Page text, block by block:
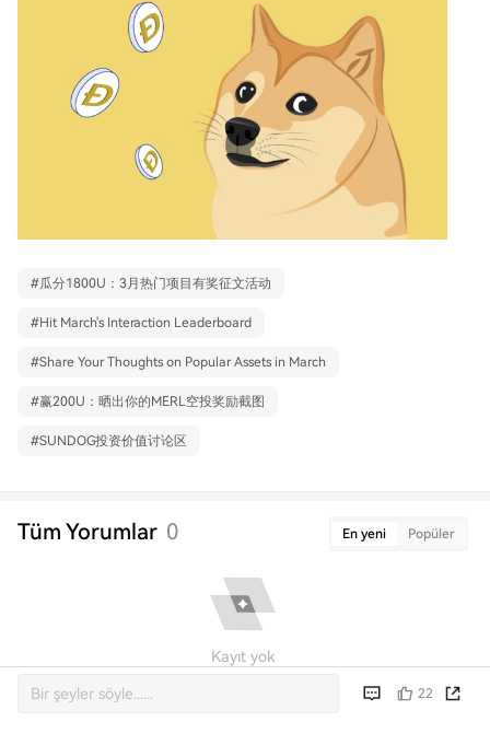
#瓜分1800U：3月热门项目有奖征文活动
#Hit March's Interaction Leaderboard
#Share Your Thoughts on Popular Assets in March
#赢200U：晒出你的MERL空投奖励截图
#SUNDOG投资价值讨论区
Tüm Yorumlar 0 En yeni Popüler
Kayıt yok
22